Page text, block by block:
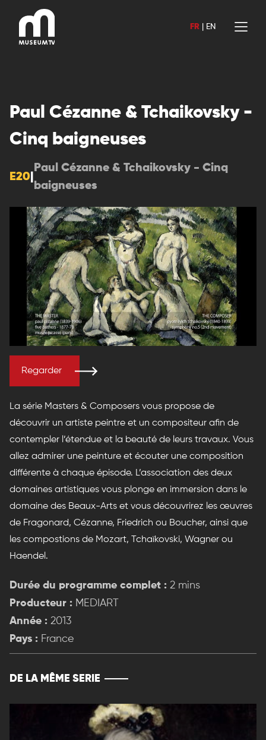
contenu
FR EN
Paul Cézanne & Tchaikovsky -
Cinq baigneuses
E20
Paul Cézanne & Tchaikovsky - Cinq
baigneuses
Regarder
La série Masters & Composers vous propose de
découvrir un artiste peintre et un compositeur afin de
contempler l’étendue et la beauté de leurs travaux. Vous
allez admirer une peinture et écouter une composition
différente à chaque épisode. L’association des deux
domaines artistiques vous plonge en immersion dans le
domaine des Beaux-Arts et vous découvrirez les œuvres
de Fragonard, Cézanne, Friedrich ou Boucher, ainsi que
les compostions de Mozart, Tchaïkovski, Wagner ou
Haendel.
Durée du programme complet : 2 mins
Producteur : MEDIART
Année : 2013
Pays : France
DE LA MÊME SERIE